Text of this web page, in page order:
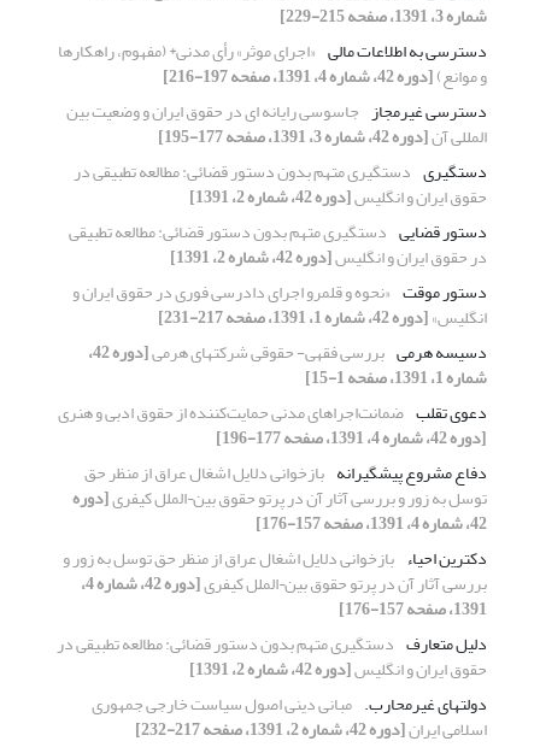
شماره 3، 1391، صفحه 215-229]
دسترسی به اطلاعات مالی «اجرای موثر» رأی مدنی* (مفهوم، راهکارها
و موانع)[دوره 42، شماره 4، 1391، صفحه 197-216]
دسترسی غیرمجاز جاسوسی رایانه ای در حقوق ایران و وضعیت بین
المللی آن[دوره 42، شماره 3، 1391، صفحه 177-195]
دستگیری دستگیری متهم بدون دستور قضائی: مطالعه تطبیقی در
حقوق ایران و انگلیس[دوره 42، شماره 2، 1391]
دستور قضایی دستگیری متهم بدون دستور قضائی: مطالعه تطبیقی
در حقوق ایران و انگلیس[دوره 42، شماره 2، 1391]
دستور موقت «نحوه و قلمرو اجرای دادرسی فوری در حقوق ایران و
انگلیس»[دوره 42، شماره 1، 1391، صفحه 217-231]
دسیسه هرمی بررسی فقهی- حقوقی شرکتهای هرمی [دوره 42،
شماره 1، 1391، صفحه 1-15]
دعوی تقلب ضمانت‌اجراهای مدنی حمایت‌کننده از حقوق ادبی و هنری
[دوره 42، شماره 4، 1391، صفحه 177-196]
دفاع مشروع پیشگیرانه بازخوانی دلایل اشغال عراق از منظر حق
توسل به زور و بررسی آثار آن در پرتو حقوق بین¬الملل کیفری[دوره
42، شماره 4، 1391، صفحه 157-176]
دکترین احیاء بازخوانی دلایل اشغال عراق از منظر حق توسل به زور و
بررسی آثار آن در پرتو حقوق بین¬الملل کیفری [دوره 42، شماره 4،
1391، صفحه 157-176]
دلیل متعارف دستگیری متهم بدون دستور قضائی: مطالعه تطبیقی در
حقوق ایران و انگلیس[دوره 42، شماره 2، 1391]
دولتهای غیرمحارب. مبانی دینی اصول سیاست خارجی جمهوری
اسلامی ایران[دوره 42، شماره 2، 1391، صفحه 217-232]